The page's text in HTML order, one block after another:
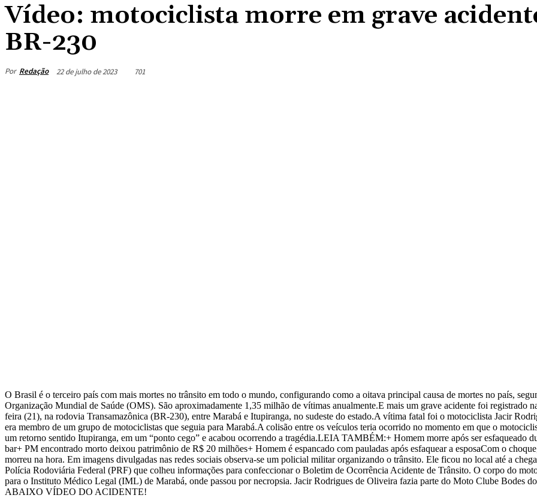
Vídeo: motociclista morre em grave
BR-230
Por Redação 22 de julho de 2023 701
O Brasil é o terceiro país com mais mortes no trânsito em todo o mundo, configurando como a oitava principal causa de mortes no país,
Organização Mundial de Saúde (OMS). São aproximadamente 1,35 milhão de vítimas anualmente.E mais um grave acidente foi registrado
feira (21), na rodovia Transamazônica (BR-230), entre Marabá e Itupiranga, no sudeste do estado.A vítima fatal foi o motociclista Jacir
era membro de um grupo de motociclistas que seguia para Marabá.A colisão entre os veículos teria ocorrido no momento em que o
um retorno sentido Itupiranga, em um “ponto cego” e acabou ocorrendo a tragédia.LEIA TAMBÉM:+ Homem morre após ser esfaqueado
bar+ PM encontrado morto deixou patrimônio de R$ 20 milhões+ Homem é espancado com pauladas após esfaquear a esposaCom o
morreu na hora. Em imagens divulgadas nas redes sociais observa-se um policial militar organizando o trânsito. Ele ficou no local até a
Polícia Rodoviária Federal (PRF) que colheu informações para confeccionar o Boletim de Ocorrência Acidente de Trânsito. O corpo do
para o Instituto Médico Legal (IML) de Marabá, onde passou por necropsia. Jacir Rodrigues de Oliveira fazia parte do Moto Clube Bodes
ABAIXO VÍDEO DO ACIDENTE!